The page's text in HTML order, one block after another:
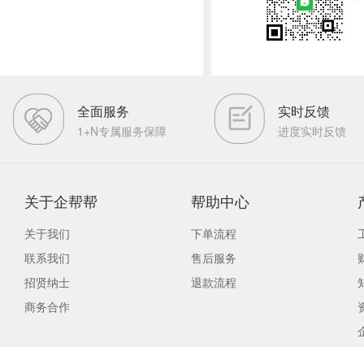
全面服务
1+N专属服务保障
实时反馈
进度实时反馈
关于企帮帮
关于我们
联系我们
招贤纳士
商务合作
帮助中心
下单流程
售后服务
退款流程